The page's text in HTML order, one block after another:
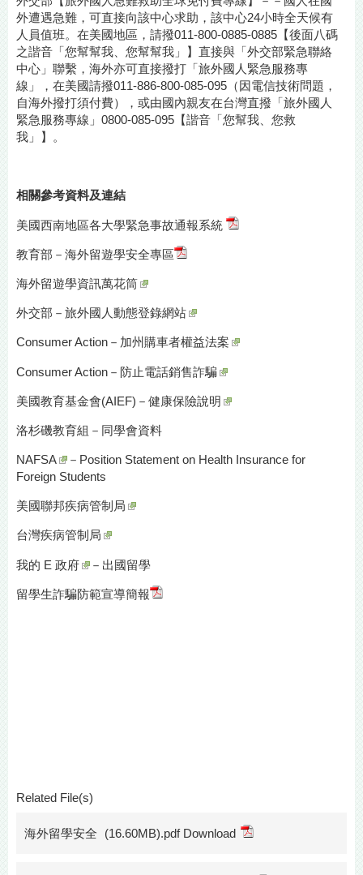
外遭遇急難，可直接向該中心求助，該中心24小時全天候有
人員值班。在美國地區，請撥011-800-0885-0885【後面八碼
之諧音「您幫幫我、您幫幫我」】直接與「外交部緊急聯絡
中心」聯繫，海外亦可直接撥打「旅外國人緊急服務專
線」，在美國請撥011-886-800-085-095（因電信技術問題，
自海外撥打須付費），或由國內親友在台灣直撥「旅外國人
緊急服務專線」0800-085-095【諧音「您幫我、您救
我」】。
相關參考資料及連結
美國西南地區各大學緊急事故通報系統
教育部－海外留遊學安全專區
海外留遊學資訊萬花筒
外交部－ 旅外國人動態登錄網站
Consumer Action－ 加州購車者權益法案
Consumer Action－ 防止電話銷售詐騙
美國教育基金會(AIEF)－ 健康保險說明
洛杉磯教育組－ 同學會資料
NAFSA
－Position Statement on Health Insurance for
Foreign Students
美國聯邦疾病管制局
台灣疾病管制局
我的 E 政府 －出國留學
留學生詐騙防範宣導簡報
Related File(s)
海外留學安全 (16.60MB).pdf Download